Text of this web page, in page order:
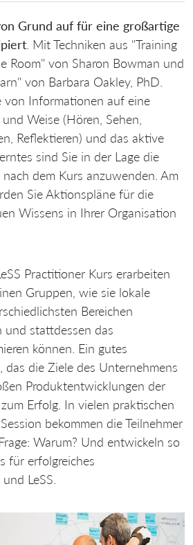
Grund auf für eine großartige
. Mit Techniken aus "Training
Room" von Sharon Bowman und
von Barbara Oakley, PhD.
von Informationen auf eine
Weise (Hören, Sehen,
Reflektieren) und das aktive
sind Sie in der Lage die
dem Kurs anzuwenden. Am
Sie Aktionspläne für die
Wissens in Ihrer Organisation
Practitioner Kurs erarbeiten
Gruppen, wie sie lokale
Bereichen
und stattdessen das
können. Ein gutes
das die Ziele des Unternehmens
Produktentwicklungen der
Erfolg. In vielen praktischen
bekommen die Teilnehmer
Warum? Und entwickeln so
für erfolgreiches
LeSS.